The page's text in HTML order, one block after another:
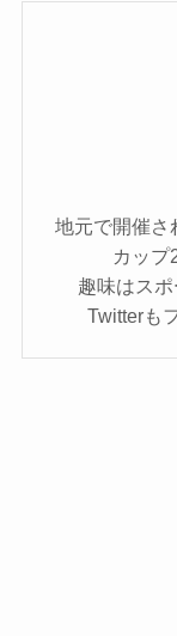
地元で開催さ
カップ
趣味はスポ
Twitterも